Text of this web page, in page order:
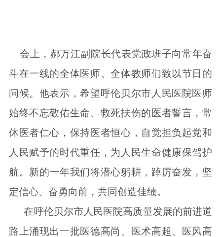
会上，郝万江副院长代表党政班子向常年奋
斗在一线的全体医师、全体教师们致以节日的
问候。他表示，希望呼伦贝尔市人民医院医师
始终不忘敬佑生命、救死扶伤的医者誓言，常
休医者仁心，保持医者恒心，自觉担负起党和
人民赋予的时代重任，为人民生命健康保驾护
航。新的一年我们将潜心躬耕，踔厉奋发，坚
定信心、奋勇向前，共同创造佳绩。
在呼伦贝尔市人民医院高质量发展的前进道
路上涌现出一批医德高尚、医术高超、医风高